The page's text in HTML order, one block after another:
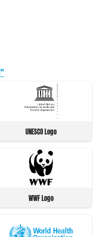
UNESCO Logo
WWF Logo